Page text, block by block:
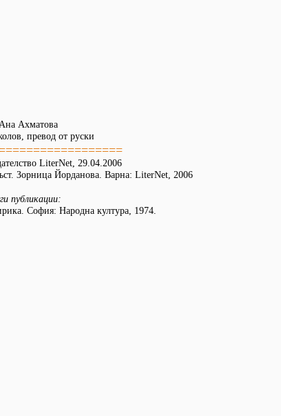
Ахматова
превод от руски
LiterNet, 29.04.2006
Зорница Йорданова. Варна: LiterNet, 2006
публикации:
София: Народна култура, 1974.